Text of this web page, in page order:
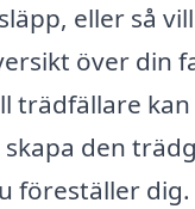
eller så
över din
trädfällare
den
föreställer dig.